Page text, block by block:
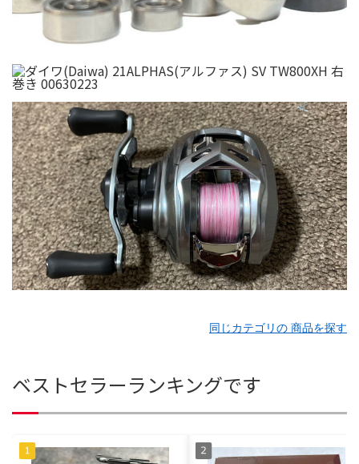
同じカテゴリの 商品を探す
ベストセラーランキングです